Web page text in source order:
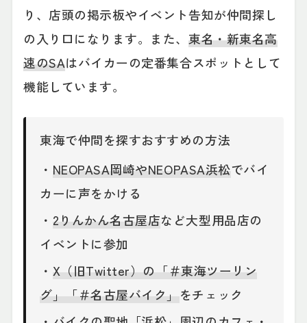
り、店頭の掲示板やイベント告知が仲間探し
の入り口になります。また、東名・新東名高
速のSAはバイカーの定番集合スポットとして
機能しています。
東海で仲間を探すおすすめの方法
・ NEOPASA岡崎やNEOPASA浜松でバイ
カーに声をかける
・ 2りんかん名古屋店など大型用品店の
イベントに参加
・ X（旧Twitter）の「＃東海ツーリン
グ」「＃名古屋バイク」 をチェック